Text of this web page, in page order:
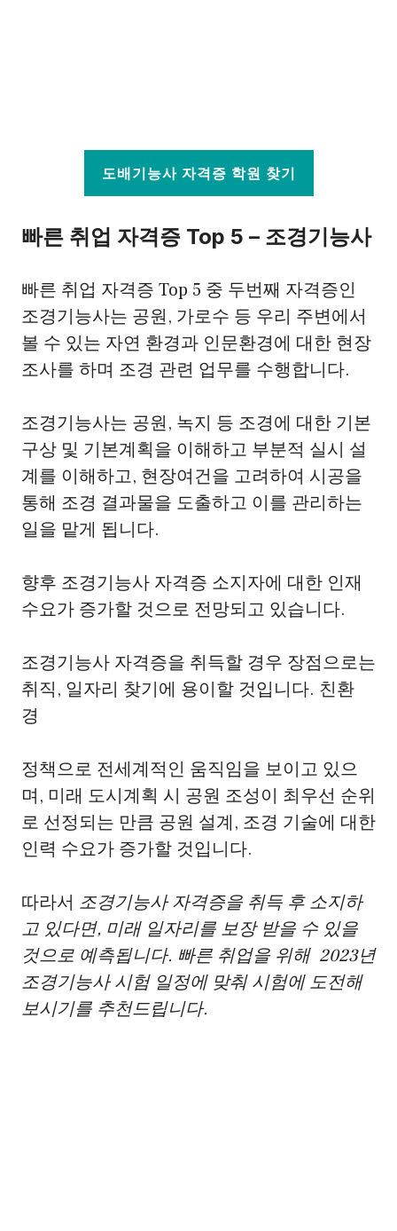
도배기능사 자격증 학원 찾기
빠른 취업 자격증 Top 5 – 조경기능사
빠른 취업 자격증 Top 5 중 두번째 자격증인
조경기능사는 공원, 가로수 등 우리 주변에서
볼 수 있는 자연 환경과 인문환경에 대한 현장
조사를 하며 조경 관련 업무를 수행합니다.
조경기능사는 공원, 녹지 등 조경에 대한 기본
구상 및 기본계획을 이해하고 부분적 실시 설
계를 이해하고, 현장여건을 고려하여 시공을
통해 조경 결과물을 도출하고 이를 관리하는
일을 맡게 됩니다.
향후 조경기능사 자격증 소지자에 대한 인재
수요가 증가할 것으로 전망되고 있습니다.
조경기능사 자격증을 취득할 경우 장점으로는
취직, 일자리 찾기에 용이할 것입니다. 친환
경
정책으로 전세계적인 움직임을 보이고 있으
며, 미래 도시계획 시 공원 조성이 최우선 순위
로 선정되는 만큼 공원 설계, 조경 기술에 대한
인력 수요가 증가할 것입니다.
따라서 조경기능사 자격증을 취득 후 소지하
고 있다면, 미래 일자리를 보장 받을 수 있을
것으로 예측됩니다. 빠른 취업을 위해 2023년
조경기능사 시험 일정에 맞춰 시험에 도전해
보시기를 추천드립니다.